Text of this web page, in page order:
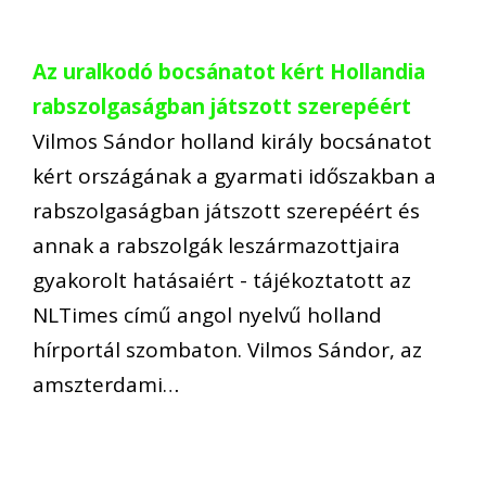
Az uralkodó bocsánatot kért Hollandia
rabszolgaságban játszott szerepéért
Vilmos Sándor holland király bocsánatot
kért országának a gyarmati időszakban a
rabszolgaságban játszott szerepéért és
annak a rabszolgák leszármazottjaira
gyakorolt hatásaiért - tájékoztatott az
NLTimes című angol nyelvű holland
hírportál szombaton. Vilmos Sándor, az
amszterdami…